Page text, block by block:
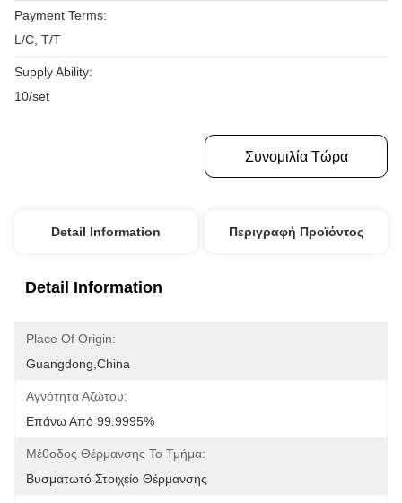
Payment Terms:
L/C, T/T
Supply Ability:
10/set
Συνομιλία Τώρα
Detail Information Περιγραφή Προϊόντος
Detail Information
Place Of Origin:
Guangdong,China
Αγνότητα Αζώτου:
Επάνω Από 99.9995%
Μέθοδος Θέρμανσης Το Τμήμα:
Βυσματωτό Στοιχείο Θέρμανσης